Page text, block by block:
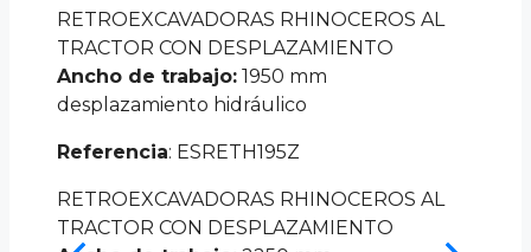
RETROEXCAVADORAS RHINOCEROS AL
TRACTOR CON DESPLAZAMIENTO
Ancho de trabajo: 1950 mm
desplazamiento hidráulico
Referencia: ESRETH195Z
RETROEXCAVADORAS RHINOCEROS AL
TRACTOR CON DESPLAZAMIENTO